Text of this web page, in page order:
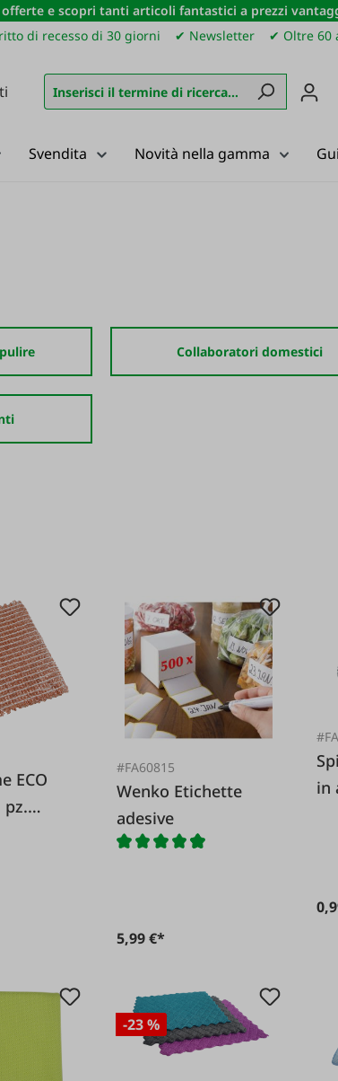
e scopri tanti articoli fantastici a prezzi
di recesso di 30 giorni ✔ Newsletter ✔ Oltre 60
Svendita Novità nella gamma
Collaboratori domestici
ECO
pz.
#FA60815
Wenko Etichette
adesive
5,99 €*
in
-23 %